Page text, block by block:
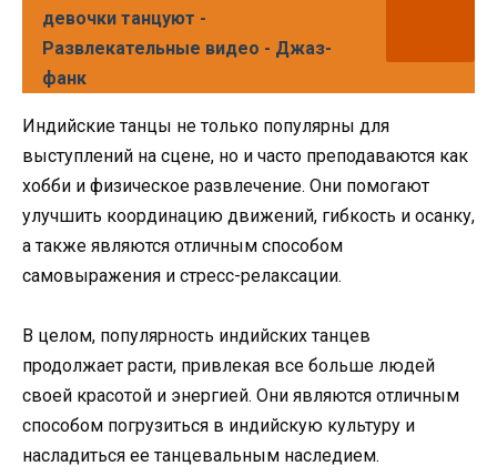
девочки танцуют -
Развлекательные видео - Джаз-
фанк
Индийские танцы не только популярны для
выступлений на сцене, но и часто преподаваются как
хобби и физическое развлечение. Они помогают
улучшить координацию движений, гибкость и осанку,
а также являются отличным способом
самовыражения и стресс-релаксации.
В целом, популярность индийских танцев
продолжает расти, привлекая все больше людей
своей красотой и энергией. Они являются отличным
способом погрузиться в индийскую культуру и
насладиться ее танцевальным наследием.